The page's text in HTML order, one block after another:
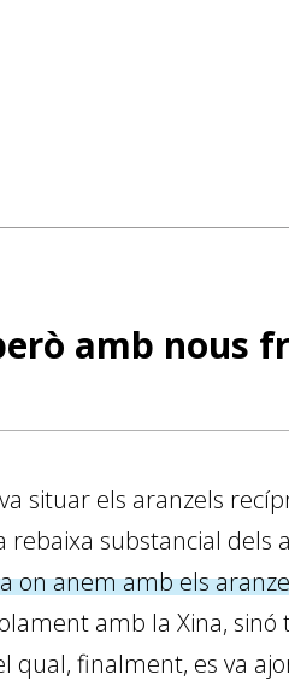
amb nous
situar els aranzels
rebaixa substancial dels
on anem amb els
amb la Xina,
qual, finalment, es va